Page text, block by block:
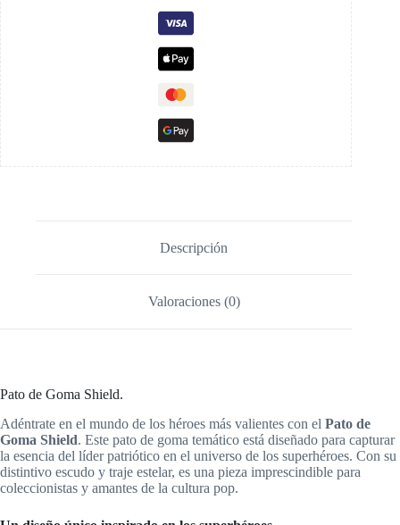
Descripción
Valoraciones (0)
Pato de Goma Shield.
Adéntrate en el mundo de los héroes más valientes con el Pato de
Goma Shield. Este pato de goma temático está diseñado para capturar
la esencia del líder patriótico en el universo de los superhéroes. Con su
distintivo escudo y traje estelar, es una pieza imprescindible para
coleccionistas y amantes de la cultura pop.